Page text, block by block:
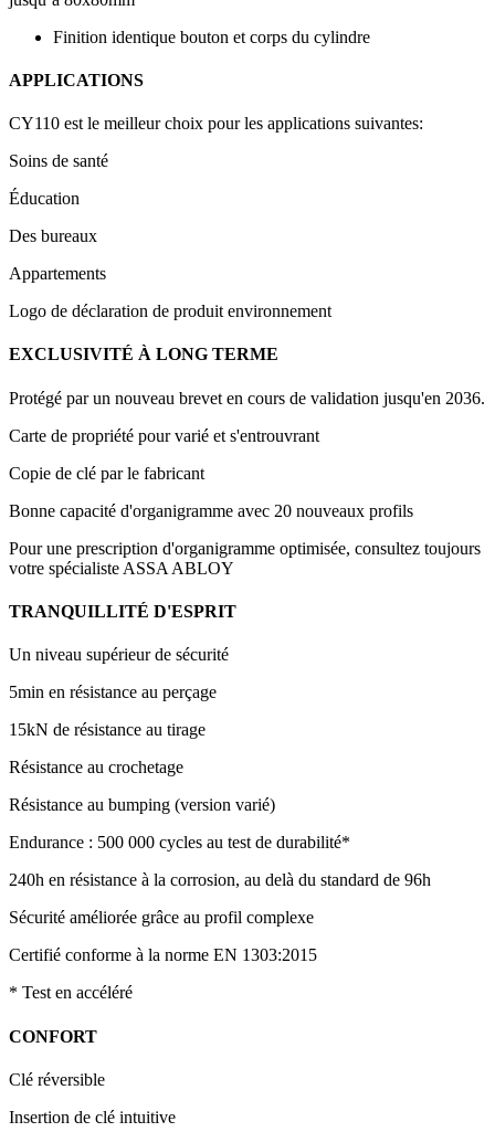
Finition identique bouton et corps du cylindre
APPLICATIONS
CY110 est le meilleur choix pour les applications suivantes:
Soins de santé
Éducation
Des bureaux
Appartements
Logo de déclaration de produit environnement
EXCLUSIVITÉ À LONG TERME
Protégé par un nouveau brevet en cours de validation jusqu'en 2036.
Carte de propriété pour varié et s'entrouvrant
Copie de clé par le fabricant
Bonne capacité d'organigramme avec 20 nouveaux profils
Pour une prescription d'organigramme optimisée, consultez toujours
votre spécialiste ASSA ABLOY
TRANQUILLITÉ D'ESPRIT
Un niveau supérieur de sécurité
5min en résistance au perçage
15kN de résistance au tirage
Résistance au crochetage
Résistance au bumping (version varié)
Endurance : 500 000 cycles au test de durabilité*
240h en résistance à la corrosion, au delà du standard de 96h
Sécurité améliorée grâce au profil complexe
Certifié conforme à la norme EN 1303:2015
* Test en accéléré
CONFORT
Clé réversible
Insertion de clé intuitive